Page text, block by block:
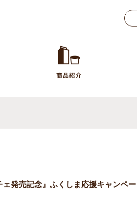
発売記念』ふくしま応援キャンペ